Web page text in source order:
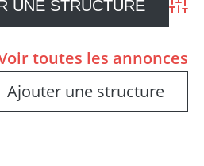
toutes les annonces
Ajouter une structure